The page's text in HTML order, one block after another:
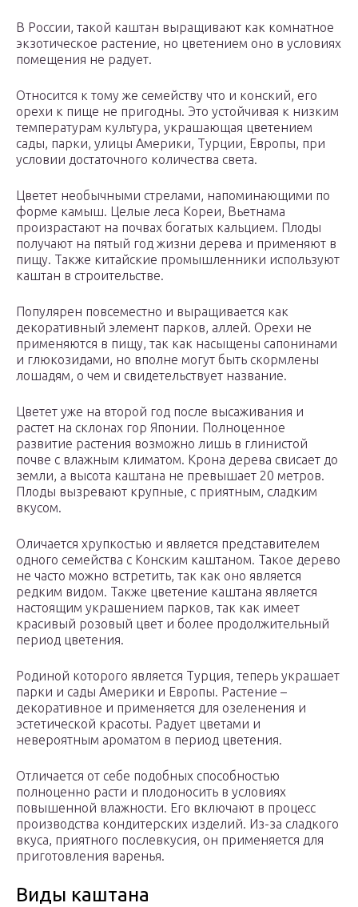
В России, такой каштан выращивают как комнатное
экзотическое растение, но цветением оно в условиях
помещения не радует.
Относится к тому же семейству что и конский, его
орехи к пище не пригодны. Это устойчивая к низким
температурам культура, украшающая цветением
сады, парки, улицы Америки, Турции, Европы, при
условии достаточного количества света.
Цветет необычными стрелами, напоминающими по
форме камыш. Целые леса Кореи, Вьетнама
произрастают на почвах богатых кальцием. Плоды
получают на пятый год жизни дерева и применяют в
пищу. Также китайские промышленники используют
каштан в строительстве.
Популярен повсеместно и выращивается как
декоративный элемент парков, аллей. Орехи не
применяются в пищу, так как насыщены сапонинами
и глюкозидами, но вполне могут быть скормлены
лошадям, о чем и свидетельствует название.
Цветет уже на второй год после высаживания и
растет на склонах гор Японии. Полноценное
развитие растения возможно лишь в глинистой
почве с влажным климатом. Крона дерева свисает до
земли, а высота каштана не превышает 20 метров.
Плоды вызревают крупные, с приятным, сладким
вкусом.
Оличается хрупкостью и является представителем
одного семейства с Конским каштаном. Такое дерево
не часто можно встретить, так как оно является
редким видом. Также цветение каштана является
настоящим украшением парков, так как имеет
красивый розовый цвет и более продолжительный
период цветения.
Родиной которого является Турция, теперь украшает
парки и сады Америки и Европы. Растение –
декоративное и применяется для озеленения и
эстетической красоты. Радует цветами и
невероятным ароматом в период цветения.
Отличается от себе подобных способностью
полноценно расти и плодоносить в условиях
повышенной влажности. Его включают в процесс
производства кондитерских изделий. Из-за сладкого
вкуса, приятного послевкусия, он применяется для
приготовления варенья.
Виды каштана